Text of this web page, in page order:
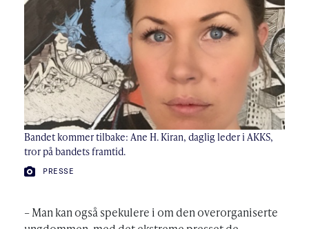
Bandet kommer tilbake: Ane H. Kiran, daglig leder i AKKS,
tror på bandets framtid.
FOTO:
PRESSE
– Man kan også spekulere i om den overorganiserte